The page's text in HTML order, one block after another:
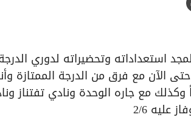
استعداداته وتحضيراته لدوري
حتى الآن مع فرق من الدرجة الممتازة
وكذلك مع جاره الوحدة ونادي تفتناز
2/6